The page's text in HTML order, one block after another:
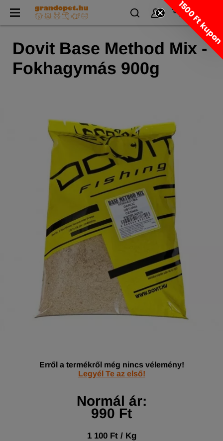
Dovit Base Method Mix -
Fokhagymás 900g
Erről a termékről még nincs vélemény!
Legyél Te az első!
Normál ár:
990 Ft
1 100 Ft / Kg
1500 Ft